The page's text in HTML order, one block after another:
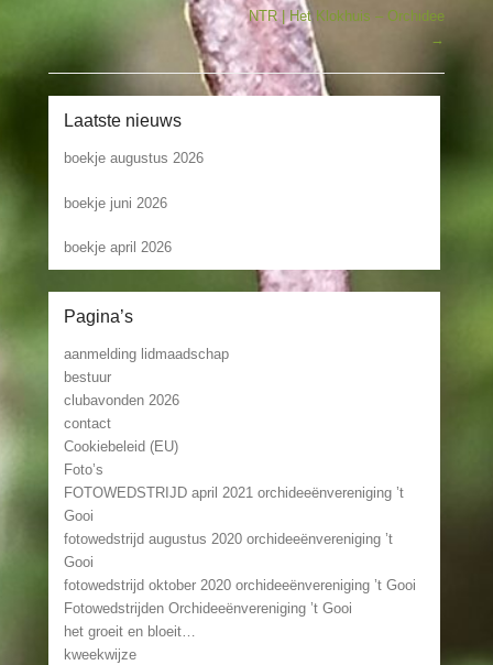
NTR | Het Klokhuis – Orchidee
→
Laatste nieuws
boekje augustus 2026
boekje juni 2026
boekje april 2026
Pagina’s
aanmelding lidmaadschap
bestuur
clubavonden 2026
contact
Cookiebeleid (EU)
Foto’s
FOTOWEDSTRIJD april 2021 orchideeënvereniging ’t
Gooi
fotowedstrijd augustus 2020 orchideeënvereniging ’t
Gooi
fotowedstrijd oktober 2020 orchideeënvereniging ’t Gooi
Fotowedstrijden Orchideeënvereniging ’t Gooi
het groeit en bloeit…
kweekwijze